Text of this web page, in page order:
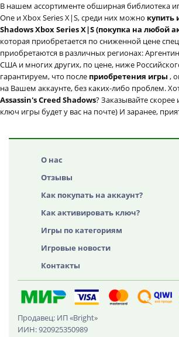
В нашем ассортименте обширная библиотека
One и Xbox Series X|S, среди них можно купить
Shadows Xbox Series X|S (покупка на любой
которая приобретается по сниженной цене
приобретаются в различных регионах:
США и многих других, по цене, ниже
гарантируем, что после приобретения игры ,
на Вашем аккаунте, без каких-либо проблем.
Assassin's Creed Shadows? Заказывайте
ключ игры будет у вас на почте) И заранее,
О нас
Отзывы
Как покупать на аккаунт?
Как активировать ключ?
Игры по категориям
Игровые новости
Контакты
Продавец: ИП «Bright»
ИИН: 920925350989